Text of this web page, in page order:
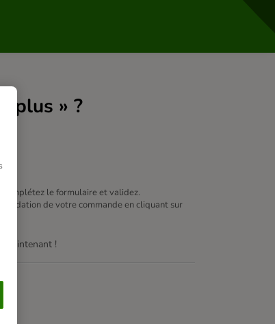
» ?
le formulaire et validez.
de votre commande en cliquant sur
maintenant !